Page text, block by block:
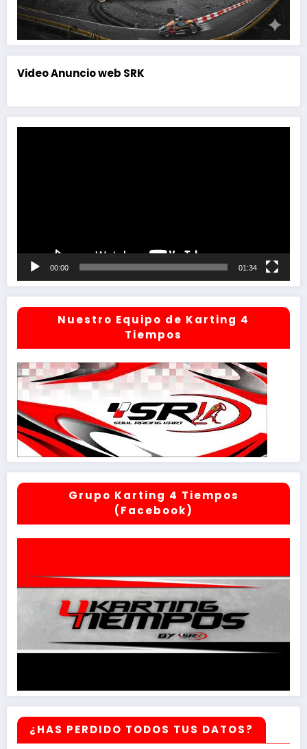
Video Anuncio web SRK
00:00 01:34
Nuestro Equipo de Karting 4
Tiempos
Grupo Karting 4 Tiempos
(Facebook)
¿HAS PERDIDO TODOS TUS DATOS?